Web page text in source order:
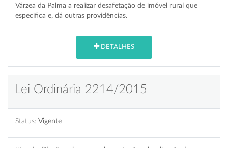
Várzea da Palma a realizar desafetação de imóvel rural que
especifica e, dá outras providências.
DETALHES
Lei Ordinária 2214/2015
Status: Vigente